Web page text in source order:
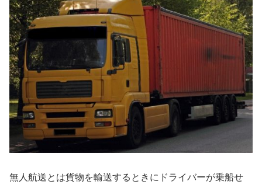
無人航送とは貨物を輸送するときにドライバーが乗船せ